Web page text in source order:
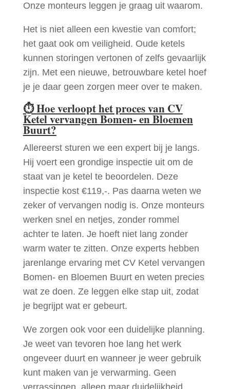
Onze monteurs leggen je graag uit waarom.
Het is niet alleen een kwestie van comfort;
het gaat ook om veiligheid. Oude ketels
kunnen storingen vertonen of zelfs gevaarlijk
zijn. Met een nieuwe, betrouwbare ketel hoef
je je daar geen zorgen meer over te maken.
⏱Hoe verloopt het proces van CV
Ketel vervangen Bomen- en Bloemen
Buurt?
Allereerst sturen we een expert bij je langs.
Hij voert een grondige inspectie uit om de
staat van je ketel te beoordelen. Deze
inspectie kost €119,-. Pas daarna weten we
zeker of vervangen nodig is. Onze monteurs
werken snel en netjes, zonder rommel
achter te laten. Je hoeft niet lang zonder
warm water te zitten. Onze experts hebben
jarenlange ervaring met CV Ketel vervangen
Bomen- en Bloemen Buurt en weten precies
wat ze doen. Ze leggen elke stap uit, zodat
je begrijpt wat er gebeurt.
We zorgen ook voor een duidelijke planning.
Je weet van tevoren hoe lang het werk
ongeveer duurt en wanneer je weer gebruik
kunt maken van je verwarming. Geen